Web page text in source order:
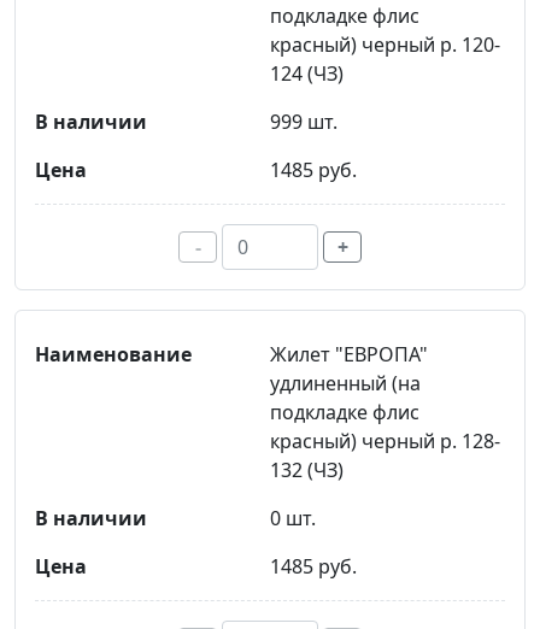
подкладке флис
красный) черный р. 120-
124 (ЧЗ)
999 шт.
1485 руб.
- +
Жилет "ЕВРОПА"
удлиненный (на
подкладке флис
красный) черный р. 128-
132 (ЧЗ)
0 шт.
1485 руб.